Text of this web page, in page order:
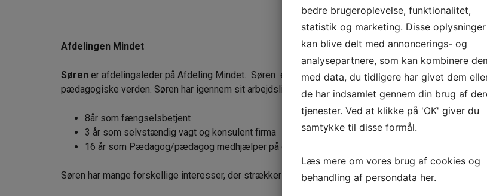
Afdelingen Mindet
Søren er afdelingsleder på Afdeling Mindet. Søren er uddannet pædagog og har været på
pædagogiske verden. Søren har igennem sit arbejdsliv stiftet bekendtskab med mange forskellige
8år som fængselsbetjent
3 år som selvstændig vagt og konsulent firma
16 år som Pædagog/pædagog medhjælper på diverse bosteder.
Søren har mange forskellige interesser, der strækker sig vidt.
bedre brugeroplevelse, funktionalitet,
statistik og marketing. Disse oplysninger
kan blive delt med annoncerings- og
analysepartnere, som kan kombinere
med data, du tidligere har givet dem
de har indsamlet gennem din brug af
tjenester. Ved at klikke på 'OK' giver du
samtykke til disse formål.
Læs mere om vores brug af cookies og
behandling af persondata her.